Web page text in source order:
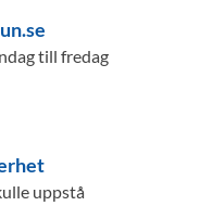
till fredag
uppstå